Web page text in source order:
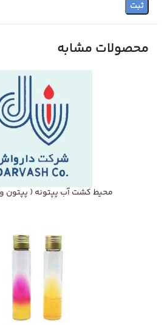
محصولات مشابه
محيط كشت آب پپتونه ( پپتون